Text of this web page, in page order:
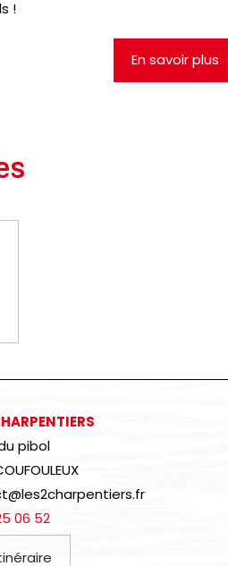
!
En savoir plus
pibol
06 52